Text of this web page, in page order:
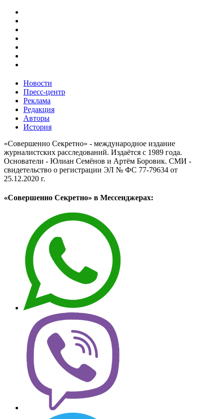
Новости
Пресс-центр
Реклама
Редакция
Авторы
История
«Совершенно Секретно» - международное издание
журналистских расследований. Издаётся с 1989 года.
Основатели - Юлиан Семёнов и Артём Боровик. CМИ -
свидетельство о регистрации ЭЛ № ФС 77-79634 от
25.12.2020 г.
«Совершенно Секретно» в Мессенджерах: